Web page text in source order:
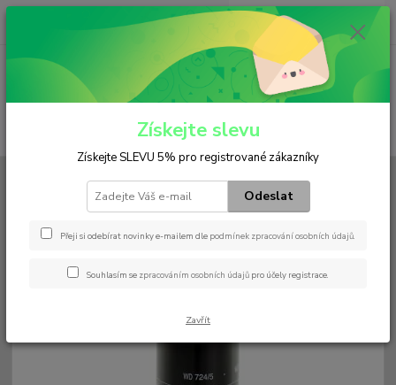
(Po-Pá, 6:30-15 hod.)
ks
0 Kč
WD 724/5
Získejte slevu
Získejte SLEVU 5% pro registrované zákazníky
Odeslat
Přeji si odebírat novinky e-mailem dle podmínek zpracování osobních údajů.
Souhlasím se zpracováním osobních údajů pro účely registrace.
Zavřít